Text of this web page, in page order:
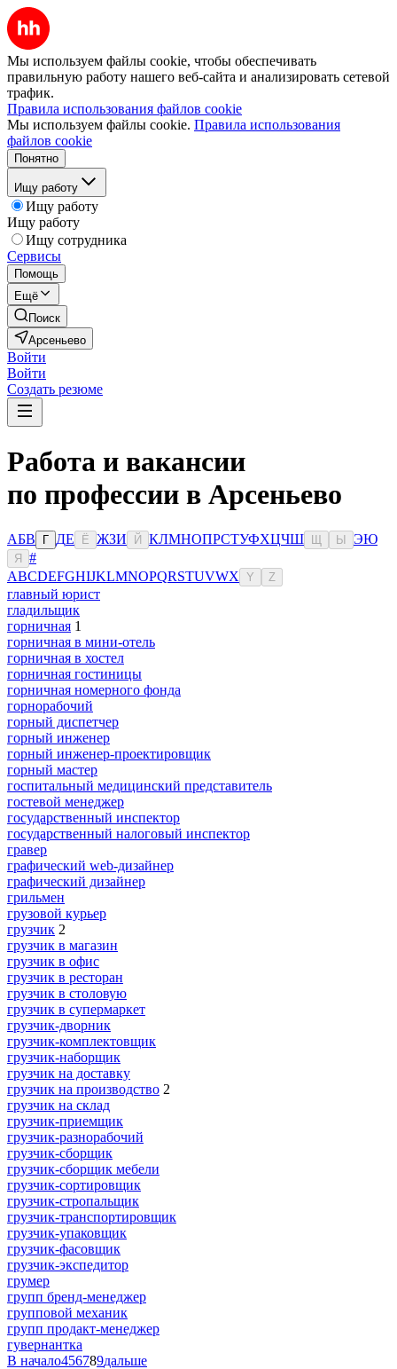
Мы используем файлы cookie, чтобы обеспечивать
правильную работу нашего веб-сайта и анализировать сетевой
трафик.
Правила использования файлов cookie
Мы используем файлы cookie. Правила использования
файлов cookie
Понятно
Ищу работу
Ищу работу
Ищу работу
Ищу сотрудника
Сервисы
Помощь
Ещё
Поиск
Арсеньево
Войти
Войти
Создать резюме
Работа и вакансии
по профессии в Арсеньево
АБВ Г ДЕ Ё ЖЗИ Й КЛМНОПРСТУФХЦЧШ Ы ЭЮ
Я
#
ABCDEFGHIJKLMNOPQRSTUVWX Y Z
главный юрист
гладильщик
горничная 1
горничная в мини-отель
горничная в хостел
горничная гостиницы
горничная номерного фонда
горнорабочий
горный диспетчер
горный инженер
горный инженер-проектировщик
горный мастер
госпитальный медицинский представитель
гостевой менеджер
государственный инспектор
государственный налоговый инспектор
гравер
графический web-дизайнер
графический дизайнер
грильмен
грузовой курьер
грузчик 2
грузчик в магазин
грузчик в офис
грузчик в ресторан
грузчик в столовую
грузчик в супермаркет
грузчик-дворник
грузчик-комплектовщик
грузчик-наборщик
грузчик на доставку
грузчик на производство 2
грузчик на склад
грузчик-приемщик
грузчик-разнорабочий
грузчик-сборщик
грузчик-сборщик мебели
грузчик-сортировщик
грузчик-стропальщик
грузчик-транспортировщик
грузчик-упаковщик
грузчик-фасовщик
грузчик-экспедитор
грумер
групп бренд-менеджер
групповой механик
групп продакт-менеджер
гувернантка
В начало456789дальше